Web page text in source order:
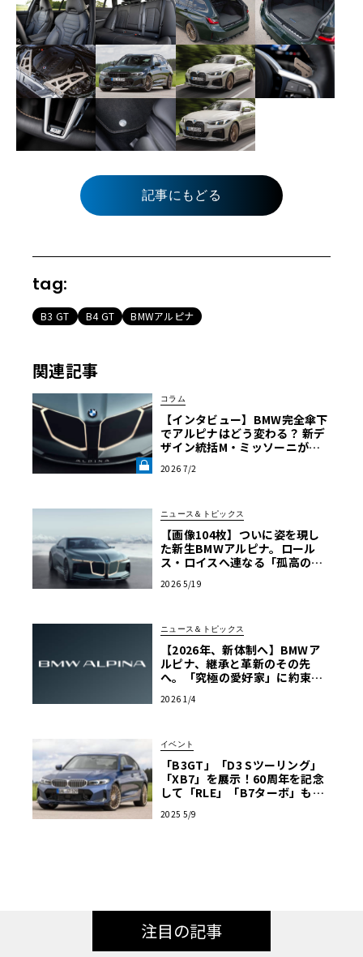
記事にもどる
tag:
B3 GT B4 GT BMWアルピナ
関連記事
コラム
【インタビュー】BMW完全傘下
でアルピナはどう変わる？ 新デ
ザイン統括M・ミッソーニが明
の真意《LE VOLANT LAB》
2026 7/2
ニュース＆トピックス
【画像104枚】ついに姿を現し
た新生BMWアルピナ。ロール
ス・ロイスへ連なる「孤高の美
2026 5/19
ニュース＆トピックス
【2026年、新体制へ】BMWア
ルピナ、継承と革新のその先
へ。「究極の愛好家」に約束す
2026 1/4
イベント
「B3GT」「D3 Sツーリング」
「XB7」を展示！60周年を記念
して「RLE」「B7ターボ」も！
【ル・ボラン カーズミート2025
2025 5/9
注目の記事